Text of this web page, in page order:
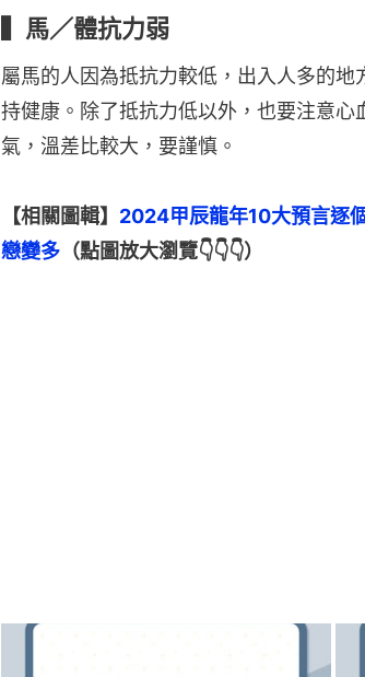
▍馬／體抗力弱
屬馬的人因為抵抗力較低，出入人多的
持健康。除了抵抗力低以外，也要注意
氣，溫差比較大，要謹慎。
【相關圖輯】 2024甲辰龍年10大預言逐
戀變多 （點圖放大瀏覽👇👇👇）